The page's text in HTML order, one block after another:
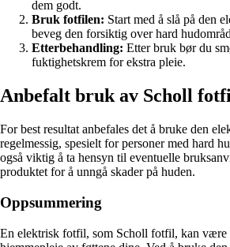
dem godt.
Bruk fotfilen: Start med å slå på den
beveg den forsiktig over hard
Etterbehandling: Etter bruk bør du
fuktighetskrem for ekstra pleie.
Anbefalt bruk av Scholl
For best resultat anbefales det å bruke den
regelmessig, spesielt for personer med hard
også viktig å ta hensyn til eventuelle
produktet for å unngå skader på huden.
Oppsummering
En elektrisk fotfil, som Scholl fotfil, kan